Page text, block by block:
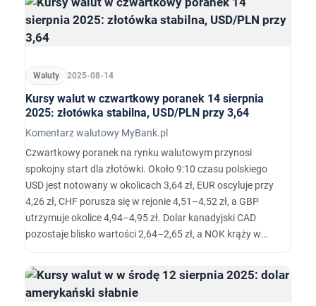
spokojny start tygodnia dla złotego.
Waluty 2025-08-14
Kursy walut w czwartkowy poranek 14 sierpnia
2025: złotówka stabilna, USD/PLN przy 3,64
Komentarz walutowy MyBank.pl
Czwartkowy poranek na rynku walutowym przynosi
spokojny start dla złotówki. Około 9:10 czasu polskiego
USD jest notowany w okolicach 3,64 zł, EUR oscyluje przy
4,26 zł, CHF porusza się w rejonie 4,51–4,52 zł, a GBP
utrzymuje okolice 4,94–4,95 zł. Dolar kanadyjski CAD
pozostaje blisko wartości 2,64–2,65 zł, a NOK krąży w
porannego otwarcia sugeruje, że rynek na razie nie ma
bodźca do większej ucieczki od ryzyka: ...